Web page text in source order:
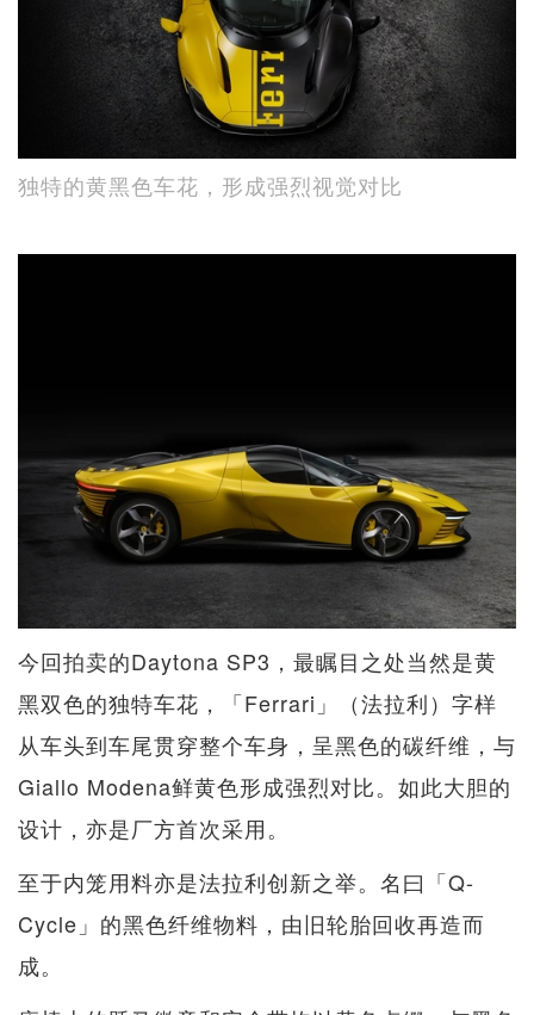
独特的黄黑色车花，形成强烈视觉对比
今回拍卖的Daytona SP3，最瞩目之处当然是黄
黑双色的独特车花，「Ferrari」（法拉利）字样
从车头到车尾贯穿整个车身，呈黑色的碳纤维，与
Giallo Modena鲜黄色形成强烈对比。如此大胆的
设计，亦是厂方首次采用。
至于内笼用料亦是法拉利创新之举。名曰「Q-
Cycle」的黑色纤维物料，由旧轮胎回收再造而
成。